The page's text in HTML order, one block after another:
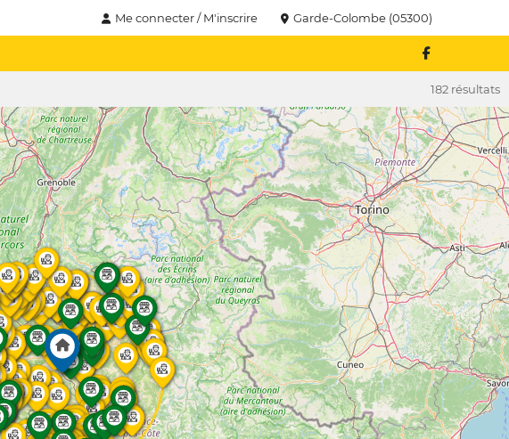
Me connecter / M'inscrire Garde-Colombe (05300)
182 résultats